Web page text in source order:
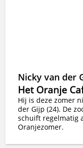
Nicky van der
Het Oranje
Hij is deze zomer
der Gijp (24). De
schuift regelmatig
Oranjezomer.